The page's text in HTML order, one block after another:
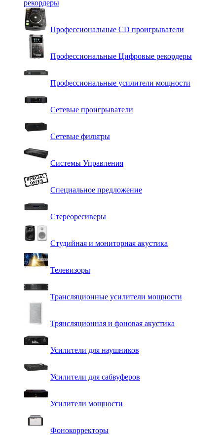
рекордеры
Профессиональные СD проигрыватели
Профессиональные Цифровые рекордеры
Профессиональные усилители мощности
Сетевые проигрыватели
Сетевые фильтры
Системы Управления
Специальное предложение
Стереоресиверы
Студийная и мониторная акустика
Телевизоры
Трансляционные усилители мощности
Трянсляционная и фоновая акустика
Усилители для наушников
Усилители для сабвуферов
Усилители мощности
Фонокорректоры